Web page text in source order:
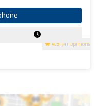
4.9 (41 Opinions)